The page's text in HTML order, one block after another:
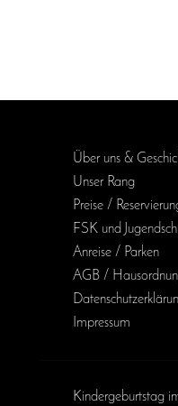
Über uns &
Unser Rang
Preise /
FSK und
Anreise / Parken
AGB /
Impressum
Kinder­geburts­tag